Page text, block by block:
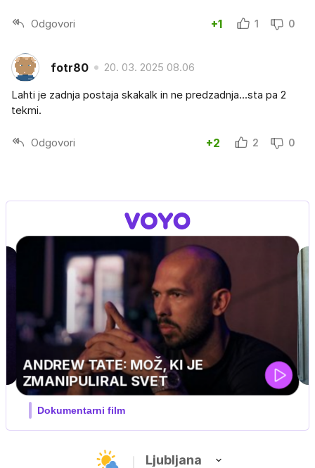
Odgovori +1 1 0
fotr80 20. 03. 2025 08.06
Lahti je zadnja postaja skakalk in ne predzadnja...sta pa 2
tekmi.
Odgovori +2 2 0
Ljubljana